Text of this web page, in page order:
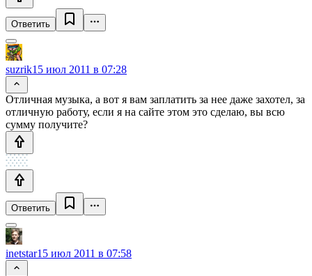
Ответить
suzrik15 июл 2011 в 07:28
Отличная музыка, а вот я вам заплатить за нее даже захотел, за
отличную работу, если я на сайте этом это сделаю, вы всю
сумму получите?
Ответить
inetstar15 июл 2011 в 07:58